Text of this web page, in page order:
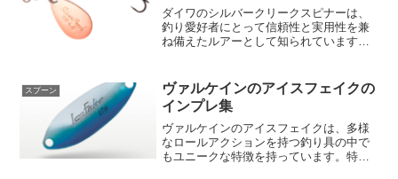
ダイワのシルバークリークスピナーは、
釣り愛好者にとって信頼性と実用性を兼
ね備えたルアーとして知られています。
て巻く」だけで極めて効果的な釣果をも
たらすこのスピナーは、そ...
スプーン
ヴァルケインのアイスフェイクの
インプレ集
ヴァルケインのアイスフェイクは、多様
なロールアクションを持つ釣り具の中で
もユニークな特徴を持っています。特